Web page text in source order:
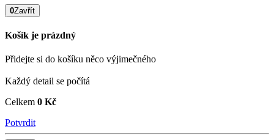
0Zavřít
Košík je prázdný
Přidejte si do košíku něco výjimečného
Každý detail se počítá
Celkem 0 Kč
Potvrdit